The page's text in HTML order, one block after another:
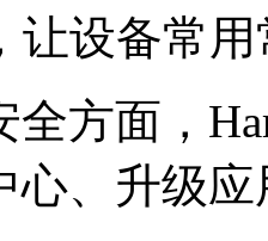
让设备常
面，
心、升级